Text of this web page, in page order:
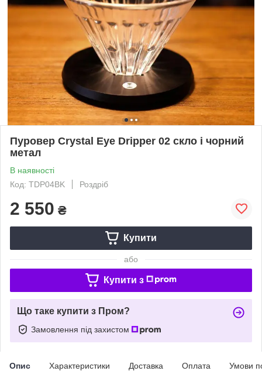
Пуровер Crystal Eye Dripper 02 скло і чорний
метал
В наявності
Код: TDP04BK
Роздріб
2 550 ₴
Купити
або
Купити з
Що таке купити з Пром?
Замовлення під захистом
Опис Характеристики Доставка Оплата Умови